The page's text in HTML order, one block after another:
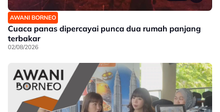
AWANI BORNEO
Cuaca panas dipercayai punca dua rumah panjang
terbakar
02/08/2026